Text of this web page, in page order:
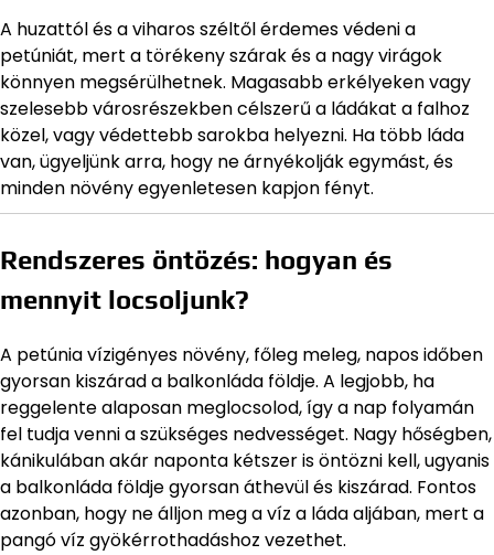
A huzattól és a viharos széltől érdemes védeni a
petúniát, mert a törékeny szárak és a nagy virágok
könnyen megsérülhetnek. Magasabb erkélyeken vagy
szelesebb városrészekben célszerű a ládákat a falhoz
közel, vagy védettebb sarokba helyezni. Ha több láda
van, ügyeljünk arra, hogy ne árnyékolják egymást, és
minden növény egyenletesen kapjon fényt.
Rendszeres öntözés: hogyan és
mennyit locsoljunk?
A petúnia vízigényes növény, főleg meleg, napos időben
gyorsan kiszárad a balkonláda földje. A legjobb, ha
reggelente alaposan meglocsolod, így a nap folyamán
fel tudja venni a szükséges nedvességet. Nagy hőségben,
kánikulában akár naponta kétszer is öntözni kell, ugyanis
a balkonláda földje gyorsan áthevül és kiszárad. Fontos
azonban, hogy ne álljon meg a víz a láda aljában, mert a
pangó víz gyökérrothadáshoz vezethet.